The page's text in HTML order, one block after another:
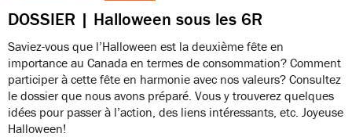
DOSSIER | Halloween sous les 6R
Saviez-vous que l’Halloween est la deuxième fête en
importance au Canada en termes de consommation? Comment
participer à cette fête en harmonie avec nos valeurs? Consultez
le dossier que nous avons préparé. Vous y trouverez quelques
idées pour passer à l’action, des liens intéressants, etc. Joyeuse
Halloween!